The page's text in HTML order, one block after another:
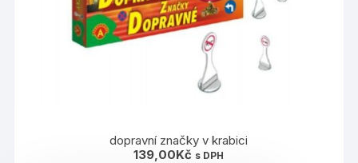
dopravní značky v krabici
139,00Kč s DPH